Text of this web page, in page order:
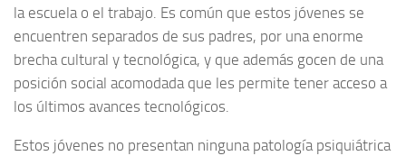
la escuela o el trabajo. Es común que estos jóvenes se
encuentren separados de sus padres, por una enorme
brecha cultural y tecnológica, y que además gocen de una
posición social acomodada que les permite tener acceso a
los últimos avances tecnológicos.
Estos jóvenes no presentan ninguna patología psiquiátrica